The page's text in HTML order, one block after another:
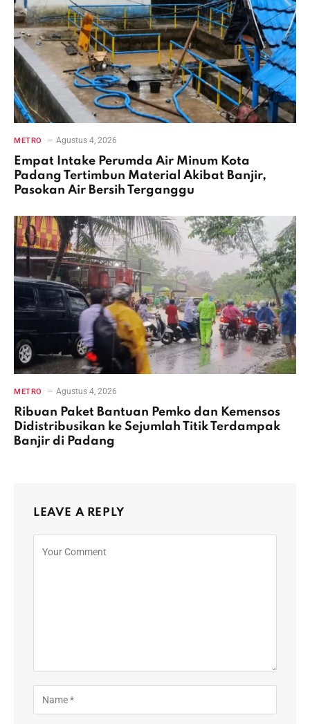
METRO Agustus 4, 2026
Empat Intake Perumda Air Minum Kota
Padang Tertimbun Material Akibat Banjir,
Pasokan Air Bersih Terganggu
METRO Agustus 4, 2026
Ribuan Paket Bantuan Pemko dan Kemensos
Didistribusikan ke Sejumlah Titik Terdampak
Banjir di Padang
LEAVE A REPLY